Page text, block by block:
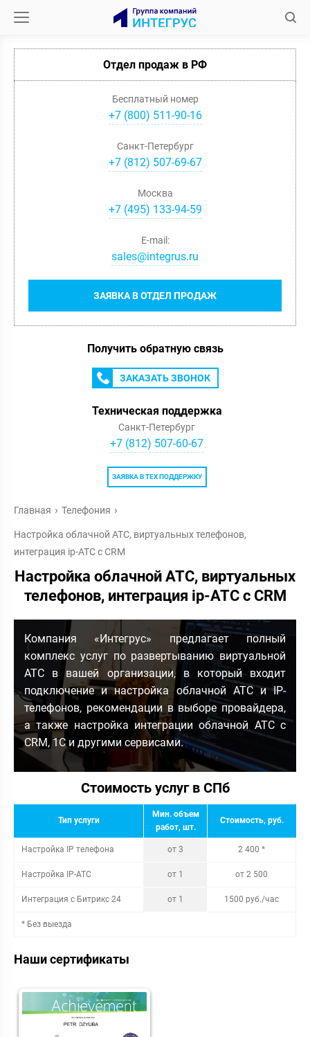
Отдел продаж в РФ
Бесплатный номер
+7 (800) 511-90-16
Санкт-Петербург
+7(812) 507-69-67
Москва
+7(495) 133-94-59
ЗАЯВКА В ОТДЕЛ ПРОДАЖ
E-mail:
sales@integrus.ru
Получить обратную связь
ЗАКАЗАТЬ ЗВОНОК
Техническая поддержка
Санкт-Петербург
+7 (812) 507-60-67
ЗАЯВКА В ТЕХ ПОДДЕРЖКУ
Главная Телефония
Настройка облачной АТС, виртуальных телефонов,
интеграция ip-АТС с CRM
Настройка облачной АТС, виртуальных
телефонов, интеграция ip-АТС с CRM
Компания «Интегрус» предлагает полный
комплекс услуг по развертыванию виртуальной
АТС в вашей организации, в который входит
подключение и настройка облачной АТС и IP-
телефонов, рекомендации в выборе провайдера,
а также настройка интеграции облачной АТС с
CRM, 1С и другими сервисами.
Стоимость услуг в СПб
Тип услуги
Мин. объем
работ, шт.
Стоимость, руб.
Настройка IP телефона от 3 2 400 *
Настройка IP-АТС от 1 от 2 500
Интеграция с Битрикс 24 от 1 1500 руб./час
* Без выезда
Наши сертификаты